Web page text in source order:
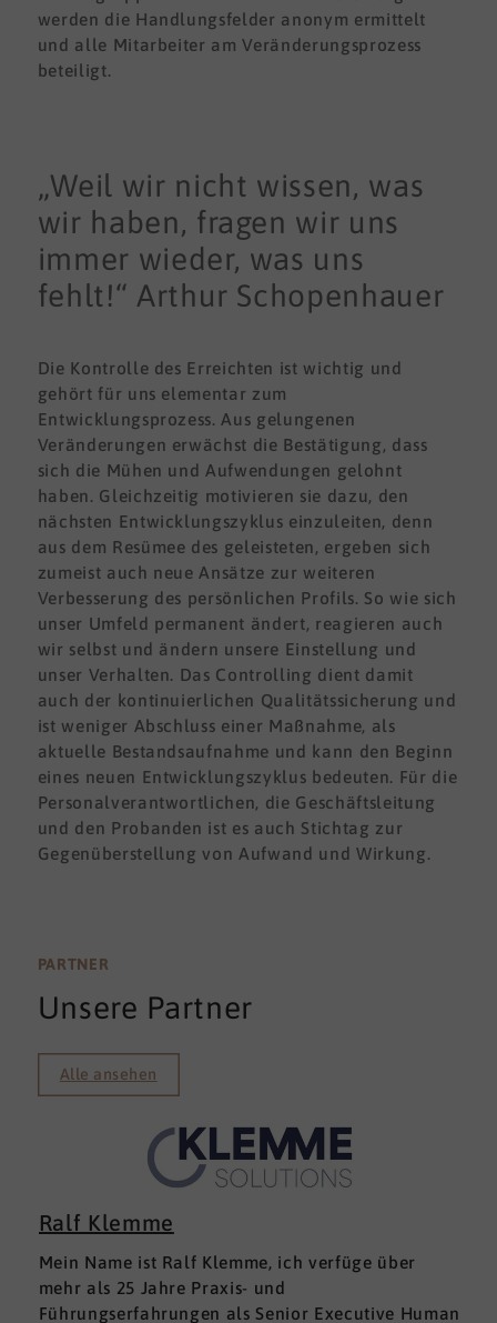
werden die Handlungsfelder anonym ermittelt
und alle Mitarbeiter am Veränderungsprozess
beteiligt.
„Weil wir nicht wissen, was
wir haben, fragen wir uns
immer wieder, was uns
fehlt!“ Arthur Schopenhauer
Die Kontrolle des Erreichten ist wichtig und
gehört für uns elementar zum
Entwicklungsprozess. Aus gelungenen
Veränderungen erwächst die Bestätigung, dass
sich die Mühen und Aufwendungen gelohnt
haben. Gleichzeitig motivieren sie dazu, den
nächsten Entwicklungszyklus einzuleiten, denn
aus dem Resümee des geleisteten, ergeben sich
zumeist auch neue Ansätze zur weiteren
Verbesserung des persönlichen Profils. So wie sich
unser Umfeld permanent ändert, reagieren auch
wir selbst und ändern unsere Einstellung und
unser Verhalten. Das Controlling dient damit
auch der kontinuierlichen Qualitätssicherung und
ist weniger Abschluss einer Maßnahme, als
aktuelle Bestandsaufnahme und kann den Beginn
eines neuen Entwicklungszyklus bedeuten. Für die
Personalverantwortlichen, die Geschäftsleitung
und den Probanden ist es auch Stichtag zur
Gegenüberstellung von Aufwand und Wirkung.
PARTNER
Unsere Partner
Alle ansehen
Ralf Klemme
Mein Name ist Ralf Klemme, ich verfüge über
mehr als 25 Jahre Praxis- und
Führungserfahrungen als Senior Executive Human